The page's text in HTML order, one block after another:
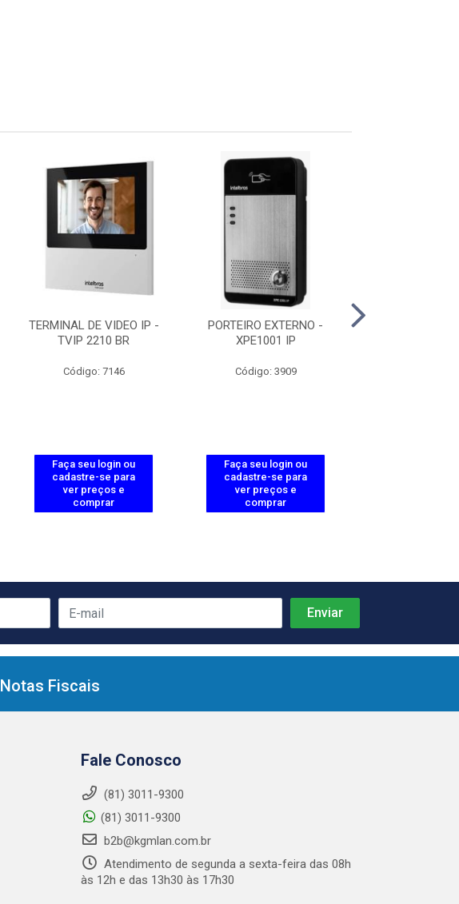
TERMINAL DE VIDEO IP -
TVIP 2210 BR
Código: 7146
Faça seu login ou
cadastre-se para
ver preços e
comprar
PORTEIRO EXTERNO -
XPE1001 IP
Código: 3909
Faça seu login ou
cadastre-se para
ver preços e
comprar
Notas Fiscais
Fale Conosco
(81) 3011-9300
(81) 3011-9300
b2b@kgmlan.com.br
Atendimento de segunda a sexta-feira das 08h
às 12h e das 13h30 às 17h30